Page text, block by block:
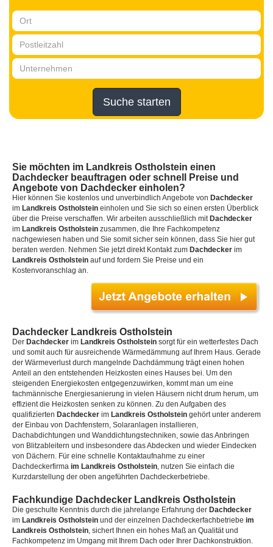
Suche starten
Sie möchten im Landkreis Ostholstein einen
Dachdecker beauftragen oder schnell Preise und
Angebote von Dachdecker einholen?
Hier können Sie kostenlos und unverbindlich Angebote von Dachdecker
im Landkreis Ostholstein einholen und Sie sich so einen ersten Überblick
über die Preise verschaffen. Wir arbeiten ausschließlich mit Dachdecker
im Landkreis Ostholstein zusammen, die Ihre Fachkompetenz
nachgewiesen haben und Sie somit sicher sein können, dass Sie hier gut
beraten werden. Nehmen Sie jetzt direkt Kontakt zum Dachdecker im
Landkreis Ostholstein auf und fordern Sie Preise und ein
Kostenvoranschlag an.
Dachdecker Landkreis Ostholstein
Der Dachdecker im Landkreis Ostholstein sorgt für ein wetterfestes Dach
und somit auch für ausreichende Wärmedämmung auf Ihrem Haus. Gerade
der Wärmeverlust durch mangelnde Dachdämmung trägt einen hohen
Anteil an den entstehenden Heizkosten eines Hauses bei. Um den
steigenden Energiekosten entgegenzuwirken, kommt man um eine
fachmännische Energiesanierung in vielen Häusern nicht drum herum, um
effizient die Heizkosten senken zu können. Zu den Aufgaben des
qualifizierten Dachdecker im Landkreis Ostholstein gehört unter anderem
der Einbau von Dachfenstern, Solaranlagen installieren,
Dachabdichtungen und Wanddichtungstechniken, sowie das Anbringen
von Blitzableitern und insbesondere das Abdecken und wieder Eindecken
von Dächern. Für eine schnelle Kontaktaufnahme zu einer
Dachdeckerfirma im Landkreis Ostholstein, nutzen Sie einfach die
Kurzdarstellung der oben angeführten Dachdeckerbetriebe.
Fachkundige Dachdecker Landkreis Ostholstein
Die geschulte Kenntnis durch die jahrelange Erfahrung der Dachdecker
im Landkreis Ostholstein und der einzelnen Dachdeckerfachbetriebe im
Landkreis Ostholstein, sichert Ihnen ein hohes Maß an Qualität und
Fachkompetenz im Umgang mit Ihrem Dach oder Ihrer Dachkonstruktion.